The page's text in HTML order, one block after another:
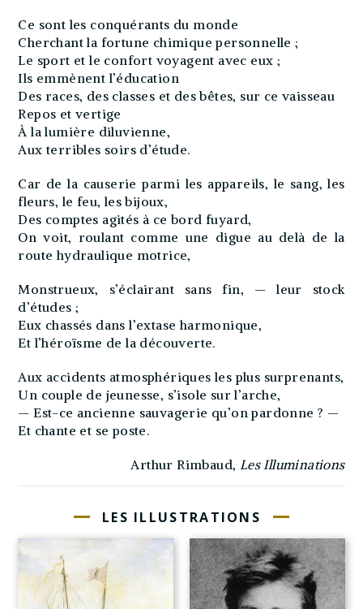
Ce sont les conquérants du monde
Cherchant la fortune chimique personnelle ;
Le sport et le confort voyagent avec eux ;
Ils emmènent l’éducation
Des races, des classes et des bêtes, sur ce vaisseau
Repos et vertige
À la lumière diluvienne,
Aux terribles soirs d’étude.
Car de la causerie parmi les appareils, le sang, les
fleurs, le feu, les bijoux,
Des comptes agités à ce bord fuyard,
On voit, roulant comme une digue au delà de la
route hydraulique motrice,
Monstrueux, s’éclairant sans fin, — leur stock
d’études ;
Eux chassés dans l’extase harmonique,
Et l’héroïsme de la découverte.
Aux accidents atmosphériques les plus surprenants,
Un couple de jeunesse, s’isole sur l’arche,
— Est-ce ancienne sauvagerie qu’on pardonne ? —
Et chante et se poste.
Arthur Rimbaud, Les Illuminations
LES ILLUSTRATIONS